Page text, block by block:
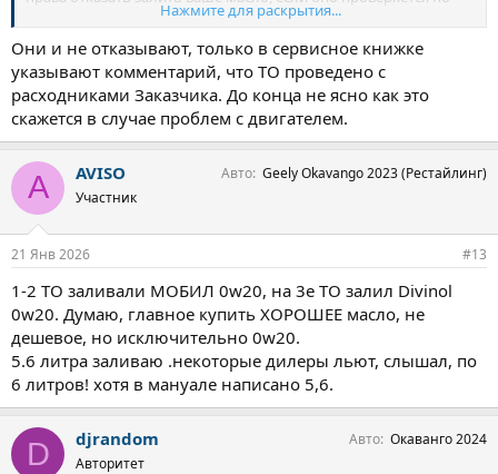
QR-коду. Учитывая то, что на маркетплейсах оно стоит порой
сэкономить на ТО.
Нажмите для раскрытия...
Они и не отказывают, только в сервисное книжке
указывают комментарий, что ТО проведено с
расходниками Заказчика. До конца не ясно как это
скажется в случае проблем с двигателем.
A AVISO
Участник
Авто Geely Okavango 2023 (Рестайлинг)
21 Янв 2026 #13
1-2 ТО заливали МОБИЛ 0w20, на 3е ТО залил Divinol
0w20. Думаю, главное купить ХОРОШЕЕ масло, не
дешевое, но исключительно 0w20.
5.6 литра заливаю .некоторые дилеры льют, слышал, по
6 литров! хотя в мануале написано 5,6.
D djrandom
Авторитет
Авто Окаванго 2024